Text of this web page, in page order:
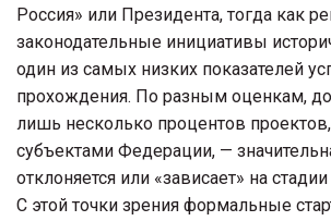
Россия» или Президента, тогда как
законодательные инициативы
один из самых низких показателей
прохождения. По разным оценкам,
лишь несколько процентов
субъектами Федерации, —
отклоняется или «зависает» на
С этой точки зрения формальные